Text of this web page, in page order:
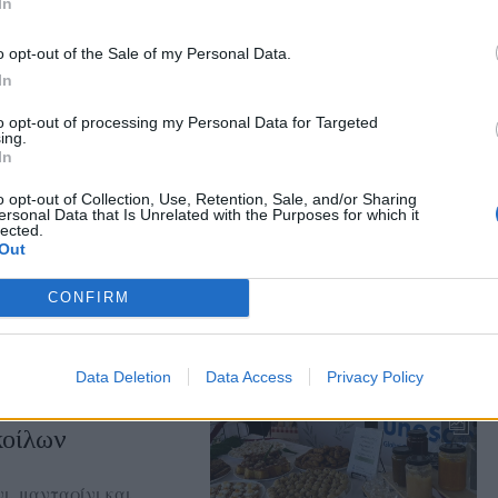
opt-out of the Sale of my Personal Data.
opt-out of processing my Personal Data for Targeted
opt-out of Collection, Use, Retention, Sale, and/or Sharing
Data that Is Unrelated with the Purposes for which it
CONFIRM
Data Deletion Data Access Privacy Policy
το Γεωπάρκο
μελιού και
στο Μουσείο
Σίγρι
«Γιορτή του
μανταρίνι και